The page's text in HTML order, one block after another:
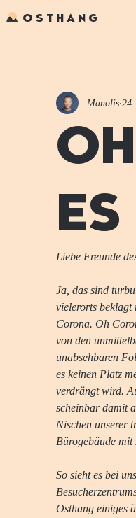
OSTHANG
Manolis
Liebe Freunde
Ja, das sind
vielerorts
Corona. Oh
von den
unabsehbaren
es keinen Platz
verdrängt wird.
scheinbar damit
Nischen unserer
Bürogebäude
So sieht es bei
Osthang einiges